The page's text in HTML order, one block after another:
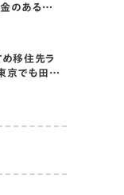
のある移
移住先ラ
京でも田舎